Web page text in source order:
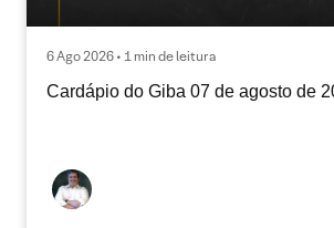
6 Ago 2026 • 1 min de leitura
Cardápio do Giba 07 de agosto de